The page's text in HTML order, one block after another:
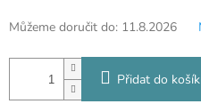
Můžeme doručit do: 11.8.2026
Přidat do